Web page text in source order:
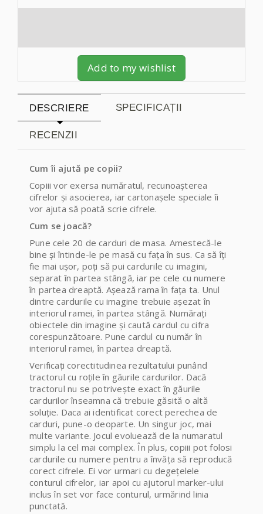
Add to my wishlist
DESCRIERE SPECIFICAȚII
RECENZII
Cum îi ajută pe copii?
Copiii vor exersa număratul, recunoașterea
cifrelor și asocierea, iar cartonașele speciale îi
vor ajuta să poată scrie cifrele.
Cum se joacă?
Pune cele 20 de carduri de masa. Amestecă-le
bine și întinde-le pe masă cu fața în sus. Ca să îți
fie mai ușor, poți să pui cardurile cu imagini,
separat în partea stângă, iar pe cele cu numere
în partea dreaptă. Așează rama în fața ta. Unul
dintre cardurile cu imagine trebuie așezat în
interiorul ramei, în partea stângă. Numărați
obiectele din imagine și caută cardul cu cifra
corespunzătoare. Pune cardul cu număr în
interiorul ramei, în partea dreaptă.
Verificați corectitudinea rezultatului punând
tractorul cu roțile în găurile cardurilor. Dacă
tractorul nu se potrivește exact în găurile
cardurilor înseamna că trebuie găsită o altă
soluție. Daca ai identificat corect perechea de
carduri, pune-o deoparte. Un singur joc, mai
multe variante. Jocul evoluează de la numaratul
simplu la cel mai complex. În plus, copiii pot folosi
cardurile cu numere pentru a învăța să reproducă
corect cifrele. Ei vor urmari cu degețelele
conturul cifrelor, iar apoi cu ajutorul marker-ului
inclus în set vor face conturul, urmărind linia
punctată.